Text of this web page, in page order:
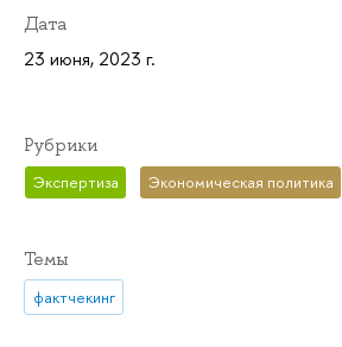
Дата
23 июня, 2023 г.
Рубрики
Экспертиза Экономическая политика
Темы
фактчекинг